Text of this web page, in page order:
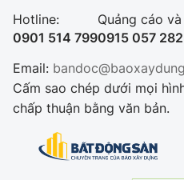
Hotline:
0901 514 799
Quảng cáo
0915 057 282
Email:
Cấm sao chép dưới mọi
chấp thuận bằng văn bản.